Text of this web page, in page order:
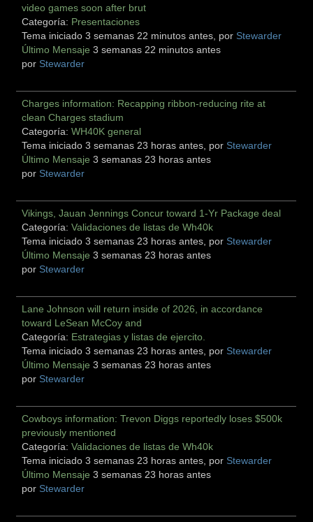
video games soon after brut
Categoría: Presentaciones
Tema iniciado 3 semanas 22 minutos antes, por Stewarder
Último Mensaje 3 semanas 22 minutos antes
por Stewarder
Charges information: Recapping ribbon-reducing rite at
clean Charges stadium
Categoría:WH40K general
Tema iniciado 3 semanas 23 horas antes, por Stewarder
Último Mensaje 3 semanas 23 horas antes
por Stewarder
Vikings, Jauan Jennings Concur toward 1-Yr Package deal
Categoría:Validaciones de listas de Wh40k
Tema iniciado 3 semanas 23 horas antes, por Stewarder
Último Mensaje 3 semanas 23 horas antes
por Stewarder
Lane Johnson will return inside of 2026, in accordance
toward LeSean McCoy and
Categoría: Estrategias y listas de ejercito.
Tema iniciado 3 semanas 23 horas antes, por Stewarder
Último Mensaje 3 semanas 23 horas antes
por Stewarder
Cowboys information: Trevon Diggs reportedly loses $500k
previously mentioned
Categoría:Validaciones de listas de Wh40k
Tema iniciado 3 semanas 23 horas antes, por Stewarder
Último Mensaje 3 semanas 23 horas antes
por Stewarder